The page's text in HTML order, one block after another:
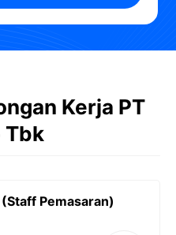
Kerja PT
Tbk
Pemasaran)